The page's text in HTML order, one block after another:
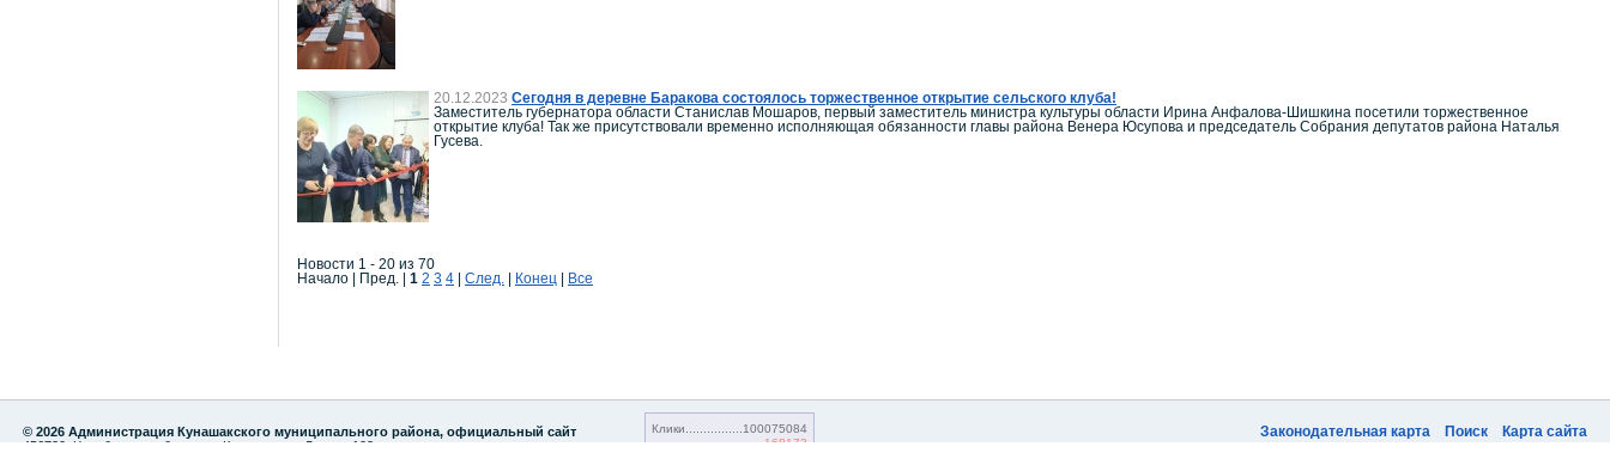
20.12.2023 Сегодня в деревне Баракова состоялось торжественное открытие сельского клуба!
Заместитель губернатора области Станислав Мошаров, первый заместитель министра культуры области Ирина Анфалова-Шишкина посетили торжественное
открытие клуба! Так же присутствовали временно исполняющая обязанности главы района Венера Юсупова и председатель Собрания депутатов района Наталья
Гусева.
Новости 1 - 20 из 70
Начало | Пред. | 1 2 3 4 След. Конец Все
© 2026 Администрация Кунашакского муниципального района, официальный сайт
456730, Челябинская область, с.Кунашак, ул. Ленина 103
Клики
100075084
168173
Законодательная карта Поиск Карта сайта